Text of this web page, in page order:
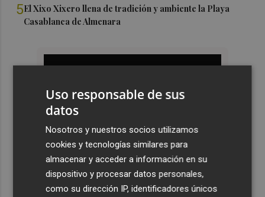
5El Xixo Xixero llena de tradición y ambiente la Playa
Casablanca de Almenara
Uso responsable de sus
datos
Nosotros y nuestros socios utilizamos
cookies y tecnologías similares para
almacenar y acceder a información en su
dispositivo y procesar datos personales,
como su dirección IP, identificadores únicos